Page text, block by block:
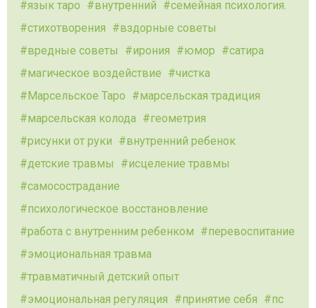
язык таро
внутренний
семейная психология.
стихотворения
вздорные советы
вредные советы
ирония юмор
сатира
магическое воздействие
чистка
Марсельское Таро
марсельская традиция
марсельская колода
геометрия
рисунки от руки
внутренний ребенок
детские травмы
исцеление травмы
самосострадание
психологическое восстановление
работа с внутренним ребенком
перевоспитание
эмоциональная травма
травматичный детский опыт
эмоциональная регуляция
принятие себя пс